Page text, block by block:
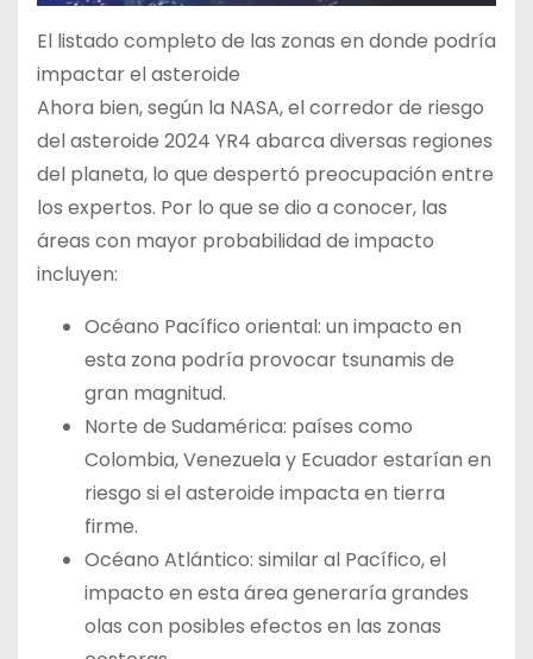
El listado completo de las zonas en donde podría
impactar el asteroide
Ahora bien, según la NASA, el corredor de riesgo
del asteroide 2024 YR4 abarca diversas regiones
del planeta, lo que despertó preocupación entre
los expertos. Por lo que se dio a conocer, las
áreas con mayor probabilidad de impacto
incluyen:
Océano Pacífico oriental: un impacto en
esta zona podría provocar tsunamis de
gran magnitud.
Norte de Sudamérica: países como
Colombia, Venezuela y Ecuador estarían en
riesgo si el asteroide impacta en tierra
firme.
Océano Atlántico: similar al Pacífico, el
impacto en esta área generaría grandes
olas con posibles efectos en las zonas